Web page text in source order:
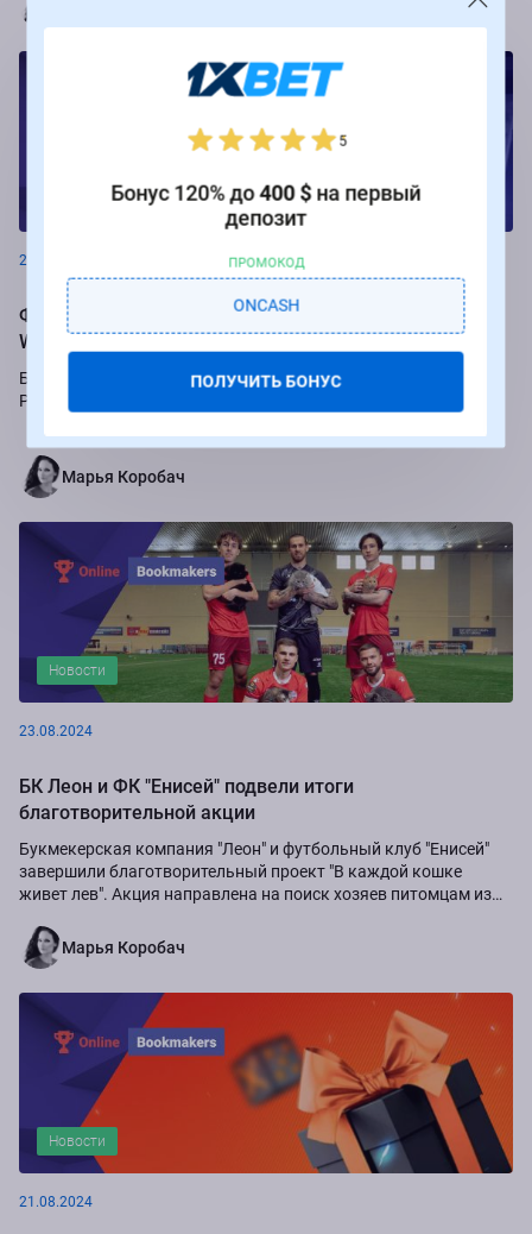
26.08.2024
Фрибеты до 250 000 рублей за ставки на РПЛ от БК
Winline
Букмекер Winline подарит бесплатные ставки за пари на игры
Российской Премьер-лиги.
Марья Коробач
Новости
23.08.2024
БК Леон и ФК "Енисей" подвели итоги
благотворительной акции
Букмекерская компания "Леон" и футбольный клуб "Енисей"
завершили благотворительный проект "В каждой кошке
живет лев". Акция направлена на поиск хозяев питомцам из
Марья Коробач
Новости
21.08.2024
5
Бонус 120% до400 $на первый
депозит
ПРОМОКОД
ONCASH
ПОЛУЧИТЬ БОНУС